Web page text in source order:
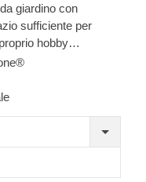
giardino con
sufficiente per
hobby
luogo! Lo stile
finestre sulla
termico